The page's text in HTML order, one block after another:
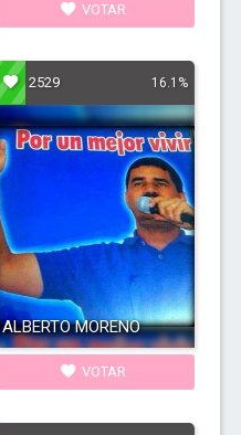
VOTAR
2529 16.1%
ALBERTO MORENO
VOTAR